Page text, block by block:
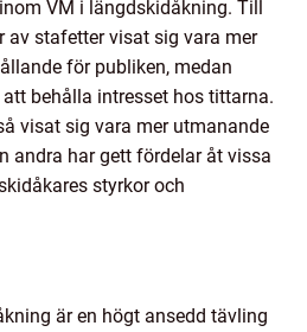
VM i längdskidåkning. Till
av stafetter visat sig vara mer
för publiken, medan
behålla intresset hos tittarna.
visat sig vara mer utmanande
andra har gett fördelar åt vissa
styrkor och
är en högt ansedd tävling